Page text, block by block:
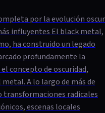
por la evolución
influyentes El black metal,
ha construido un legado
profundamente la
concepto de oscuridad,
A lo largo de más de
transformaciones radicales
escenas locales